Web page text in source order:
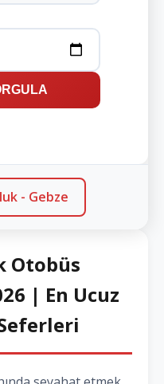
- Gebze
Otobüs
| En Ucuz